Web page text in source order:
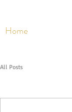
Home
All Posts